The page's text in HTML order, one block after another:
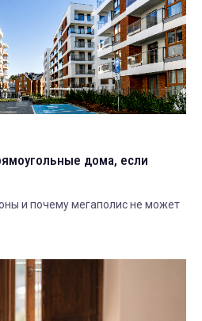
дома, если
и почему мегаполис не может